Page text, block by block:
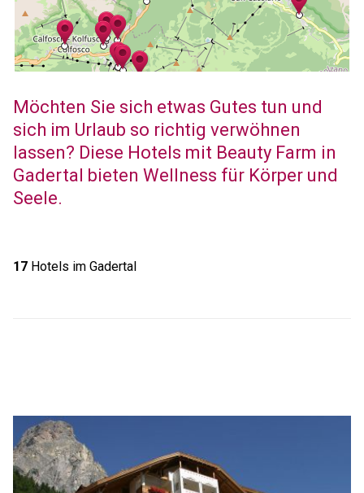
Möchten Sie sich etwas Gutes tun und
sich im Urlaub so richtig verwöhnen
lassen? Diese Hotels mit Beauty Farm in
Gadertal bieten Wellness für Körper und
Seele.
17Hotels im Gadertal